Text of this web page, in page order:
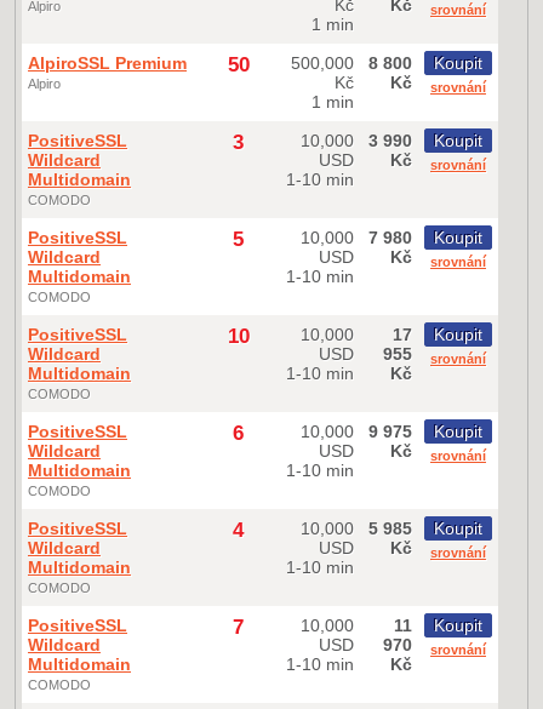
Alpiro
Kč
1 min
Kč srovnání
AlpiroSSL Premium
Alpiro
50
500,000
Kč
1 min
8 800
Kč
Koupit
srovnání
PositiveSSL
Wildcard
Multidomain
COMODO
3
10,000
USD
1-10 min
3 990
Kč
Koupit
srovnání
PositiveSSL
Wildcard
Multidomain
COMODO
5
10,000
USD
1-10 min
7 980
Kč
Koupit
srovnání
PositiveSSL
Wildcard
Multidomain
COMODO
10
10,000
USD
1-10 min
17
955
Kč
Koupit
srovnání
PositiveSSL
Wildcard
Multidomain
COMODO
6
10,000
USD
1-10 min
9 975
Kč
Koupit
srovnání
PositiveSSL
Wildcard
Multidomain
COMODO
4
10,000
USD
1-10 min
5 985
Kč
Koupit
srovnání
PositiveSSL
Wildcard
Multidomain
COMODO
7
10,000
USD
1-10 min
11
970
Kč
Koupit
srovnání